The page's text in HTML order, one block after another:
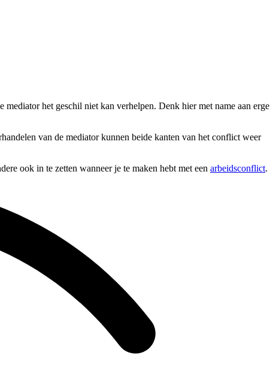
het geschil niet kan verhelpen. Denk hier met name aan erge
van de mediator kunnen beide kanten van het conflict weer
ook in te zetten wanneer je te maken hebt met een arbeidsconflict.